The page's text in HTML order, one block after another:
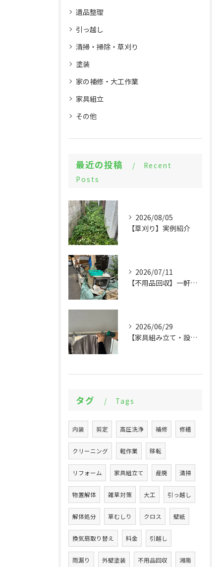
遺品整理
引っ越し
清掃・掃除・草刈り
塗装
家の補修・大工作業
家具組立
その他
最近の投稿
Recent
Posts
2026/08/05
【草刈り】実例紹介
2026/07/11
【不用品回収】一軒家まるごとの片付けと物置解体
2026/06/29
【家具組み立て・設備交換】大量の組立てから設備設置まで実例紹介
タグ Tags
内装 剪定 高圧洗浄 補修 修繕
クリーニング 軽作業 移転
リフォーム 家具組立て 産廃 清掃
物置解体 雑草対策 大工 引っ越し
解体処分 草むしり クロス 壁紙
換気扇取り替え 料金 引越し
雨漏り 外壁塗装 不用品回収 湘南